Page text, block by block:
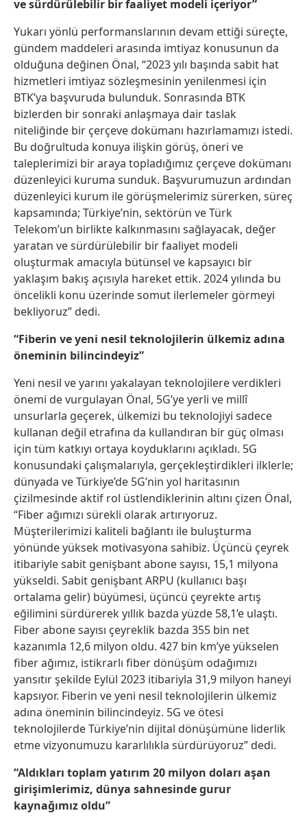
ve sürdürülebilir bir faaliyet modeli içeriyor”
Yukarı yönlü performanslarının devam ettiği süreçte,
gündem maddeleri arasında imtiyaz konusunun da
olduğuna değinen Önal, “2023 yılı başında sabit hat
hizmetleri imtiyaz sözleşmesinin yenilenmesi için
BTK’ya başvuruda bulunduk. Sonrasında BTK
bizlerden bir sonraki anlaşmaya dair taslak
niteliğinde bir çerçeve dokümanı hazırlamamızı istedi.
Bu doğrultuda konuya ilişkin görüş, öneri ve
taleplerimizi bir araya topladığımız çerçeve dokümanı
düzenleyici kuruma sunduk. Başvurumuzun ardından
düzenleyici kurum ile görüşmelerimiz sürerken, süreç
kapsamında; Türkiye’nin, sektörün ve Türk
Telekom’un birlikte kalkınmasını sağlayacak, değer
yaratan ve sürdürülebilir bir faaliyet modeli
oluşturmak amacıyla bütünsel ve kapsayıcı bir
yaklaşım bakış açısıyla hareket ettik. 2024 yılında bu
öncelikli konu üzerinde somut ilerlemeler görmeyi
bekliyoruz” dedi.
“Fiberin ve yeni nesil teknolojilerin ülkemiz adına
öneminin bilincindeyiz”
Yeni nesil ve yarını yakalayan teknolojilere verdikleri
önemi de vurgulayan Önal, 5G’ye yerli ve millî
unsurlarla geçerek, ülkemizi bu teknolojiyi sadece
kullanan değil etrafına da kullandıran bir güç olması
için tüm katkıyı ortaya koyduklarını açıkladı. 5G
konusundaki çalışmalarıyla, gerçekleştirdikleri ilklerle;
dünyada ve Türkiye’de 5G’nin yol haritasının
çizilmesinde aktif rol üstlendiklerinin altını çizen Önal,
“Fiber ağımızı sürekli olarak artırıyoruz.
Müşterilerimizi kaliteli bağlantı ile buluşturma
yönünde yüksek motivasyona sahibiz. Üçüncü çeyrek
itibariyle sabit genişbant abone sayısı, 15,1 milyona
yükseldi. Sabit genişbant ARPU (kullanıcı başı
ortalama gelir) büyümesi, üçüncü çeyrekte artış
eğilimini sürdürerek yıllık bazda yüzde 58,1’e ulaştı.
Fiber abone sayısı çeyreklik bazda 355 bin net
kazanımla 12,6 milyon oldu. 427 bin km’ye yükselen
fiber ağımız, istikrarlı fiber dönüşüm odağımızı
yansıtır şekilde Eylül 2023 itibariyla 31,9 milyon haneyi
kapsıyor. Fiberin ve yeni nesil teknolojilerin ülkemiz
adına öneminin bilincindeyiz. 5G ve ötesi
teknolojilerde Türkiye’nin dijital dönüşümüne liderlik
etme vizyonumuzu kararlılıkla sürdürüyoruz” dedi.
“Aldıkları toplam yatırım 20 milyon doları aşan
girişimlerimiz, dünya sahnesinde gurur
kaynağımız oldu”